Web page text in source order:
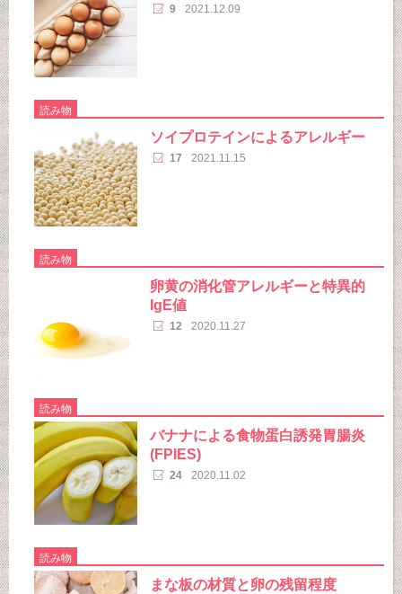
9 2021.12.09
読み物
ソイプロテインによるアレルギー
17 2021.11.15
読み物
卵黄の消化管アレルギーと特異的
IgE値
12 2020.11.27
読み物
バナナによる食物蛋白誘発胃腸炎
(FPIES)
24 2020.11.02
読み物
まな板の材質と卵の残留程度